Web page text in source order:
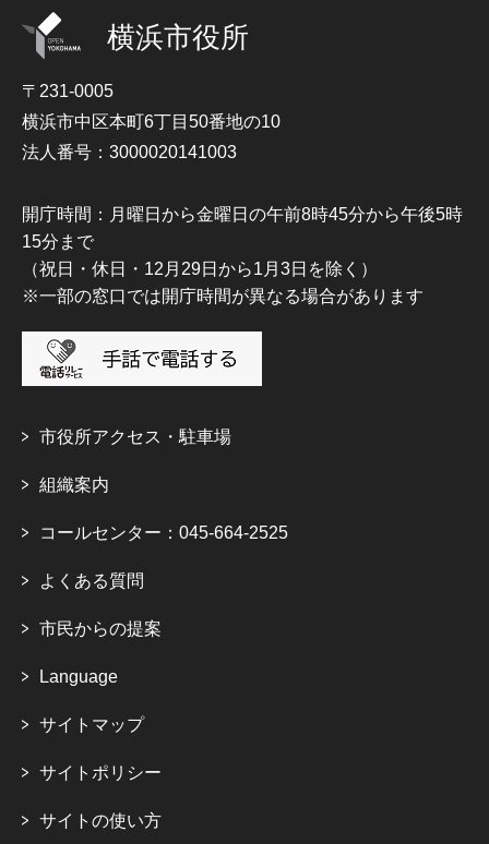
横浜市役所
〒231-0005
横浜市中区本町6丁目50番地の10
法人番号：3000020141003
開庁時間：月曜日から金曜日の午前8時45分から午後5時
15分まで
（祝日・休日・12月29日から1月3日を除く）
※一部の窓口では開庁時間が異なる場合があります
市役所アクセス・駐車場
組織案内
コールセンター：045-664-2525
よくある質問
市民からの提案
Language
サイトマップ
サイトポリシー
サイトの使い方